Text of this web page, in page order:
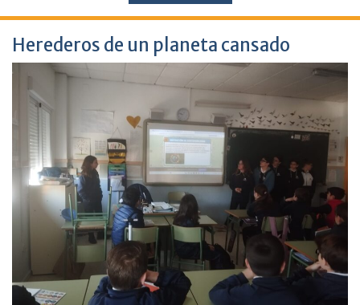
Herederos de un planeta cansado